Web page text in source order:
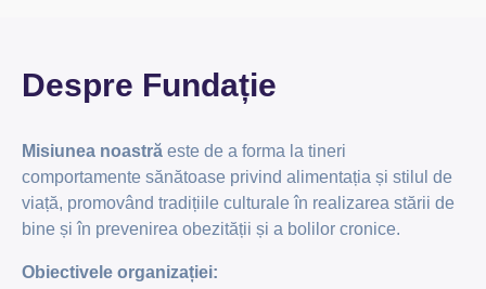
Despre Fundație
Misiunea noastră este de a forma la tineri
comportamente sănătoase privind alimentația și stilul de
viață, promovând tradițiile culturale în realizarea stării de
bine și în prevenirea obezității și a bolilor cronice.
Obiectivele organizației: